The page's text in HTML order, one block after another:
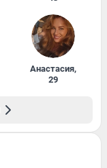
Анастасия,
29